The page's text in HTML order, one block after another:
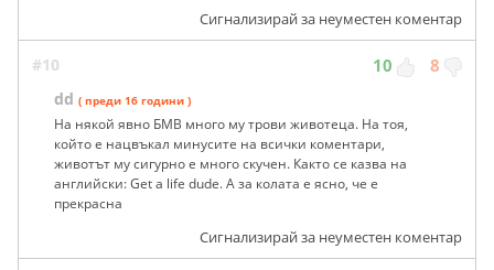
Сигнализирай за неуместен коментар
#10 10 8
dd ( преди 16 години )
На някой явно БМВ много му трови животеца. На тоя,
който е нацвъкал минусите на всички коментари,
животът му сигурно е много скучен. Както се казва на
английски: Get a life dude. А за колата е ясно, че е
прекрасна
Сигнализирай за неуместен коментар